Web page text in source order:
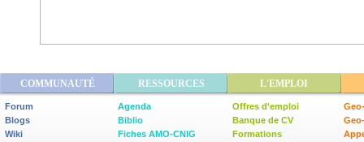
COMMUNAUTÉ RESSOURCES L'EMPLOI
Forum
Blogs
Wiki
Agenda
Biblio
Fiches AMO-CNIG
Offres d'emploi
Banque de CV
Formations